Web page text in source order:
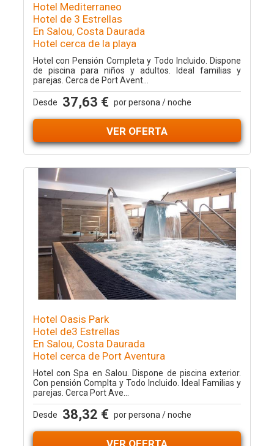
Hotel Mediterraneo
Hotel de 3 Estrellas
En Salou, Costa Daurada
Hotel cerca de la playa
Hotel con Pensión Completa y Todo Incluido. Dispone
de piscina para niños y adultos. Ideal familias y
parejas. Cerca de Port Avent...
Desde 37,63 € por persona / noche
VER OFERTA
Hotel Oasis Park
Hotel de3 Estrellas
En Salou, Costa Daurada
Hotel cerca de Port Aventura
Hotel con Spa en Salou. Dispone de piscina exterior.
Con pensión Complta y Todo Incluido. Ideal Familias y
parejas. Cerca Port Ave...
Desde 38,32 € por persona / noche
VER OFERTA